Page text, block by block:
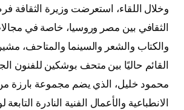
وخلال اللقاء، استعرضت وزيرة الثقافة
الثقافي بين مصر وروسيا، خاصة في
والكتاب والشعر والسينما والمتاحف،
القائم حاليًا بين متحف بوشكين للفنون
محمود خليل، الذي يضم مجموعة بارزة
الانطباعية والأعمال الفنية النادرة التابعة